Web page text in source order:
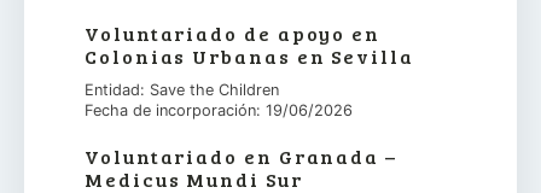
Voluntariado de apoyo en
Colonias Urbanas en Sevilla
Entidad: Save the Children
Fecha de incorporación: 19/06/2026
Voluntariado en Granada –
Medicus Mundi Sur